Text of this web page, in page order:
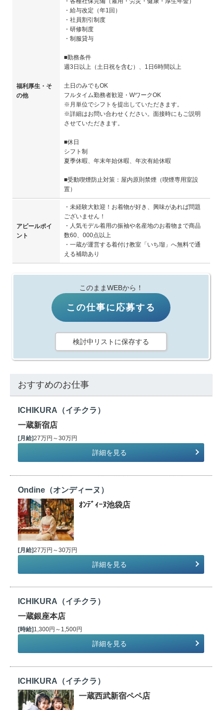
福利厚生・そ
の他
・給与改定（年1回）
・社員割引制度
・研修制度
・制服貸与
■勤務条件
週3日以上（土日祝を含む）、1日6時間以上
土日のみでもOK
フルタイム勤務者歓迎・WワークOK
※月単位でシフトを提出していただきます。
※詳細はお問い合わせください。面接時にもご説明
させていただきます。
■休日
シフト制
夏季休暇、年末年始休暇、年次有給休暇
■受動喫煙防止対策：屋内原則禁煙（喫煙専用室設
置）
アピールポイ
ント
・未経験大歓迎！お着物が好き、興味があれば問題
ございません！
・人気モデル着用の振袖や名産地のお着物まで商品
数60、000点以上
・一蔵が運営する着付け教室「いち瑠」へ無料で通
える補助あり
このままWEBから！
この仕事に応募する
検討中リストに保存する
おすすめのお仕事
ICHIKURA（イチクラ）
一蔵新宿店
[月給]27万円～30万円
詳細を見る
Ondine（オンディーヌ）
ｵﾝﾃﾞｨｰﾇ池袋店
[月給]27万円～30万円
詳細を見る
ICHIKURA（イチクラ）
一蔵銀座本店
[時給] 1,300円～1,500円
詳細を見る
ICHIKURA（イチクラ）
一蔵西武新宿ペペ店